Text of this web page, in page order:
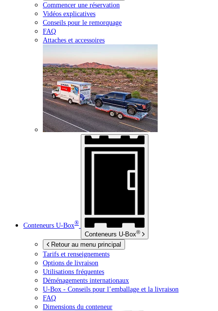
Commencer une réservation
Vidéos explicatives
Conseils pour le remorquage
FAQ
Attaches et accessoires
Conteneurs U-Box®
Conteneurs U-Box®
Retour au menu principal
Tarifs et renseignements
Options de livraison
Utilisations fréquentes
Déménagements internationaux
U-Box - Conseils pour l’emballage et la livraison
FAQ
Dimensions du conteneur